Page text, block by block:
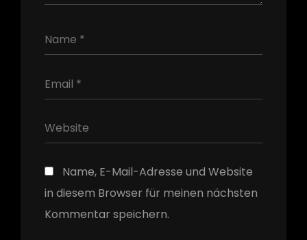
Name, E-Mail-Adresse und Website
in diesem Browser für meinen nächsten
Kommentar speichern.